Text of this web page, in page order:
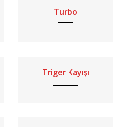
Turbo
Triger Kayışı